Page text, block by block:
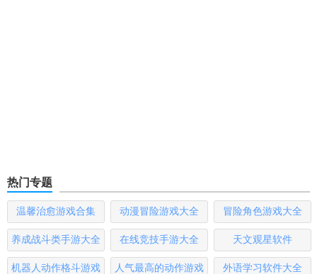
热门专题
温馨治愈游戏合集 动漫冒险游戏大全 冒险角色游戏大全
养成战斗类手游大全 在线竞技手游大全 天文观星软件
机器人动作格斗游戏
人气最高的动作游戏
外语学习软件大全